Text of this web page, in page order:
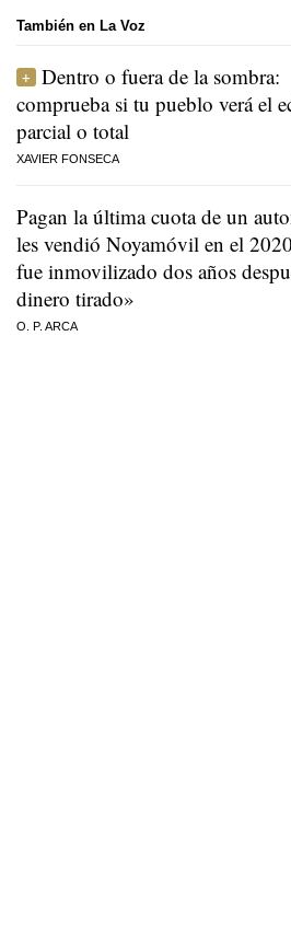
También en La Voz
Dentro o fuera de la sombra:
comprueba si tu pueblo verá el
parcial o total
XAVIER FONSECA
Pagan la última cuota de un
les vendió Noyamóvil en el
fue inmovilizado dos años
dinero tirado»
O. P. ARCA